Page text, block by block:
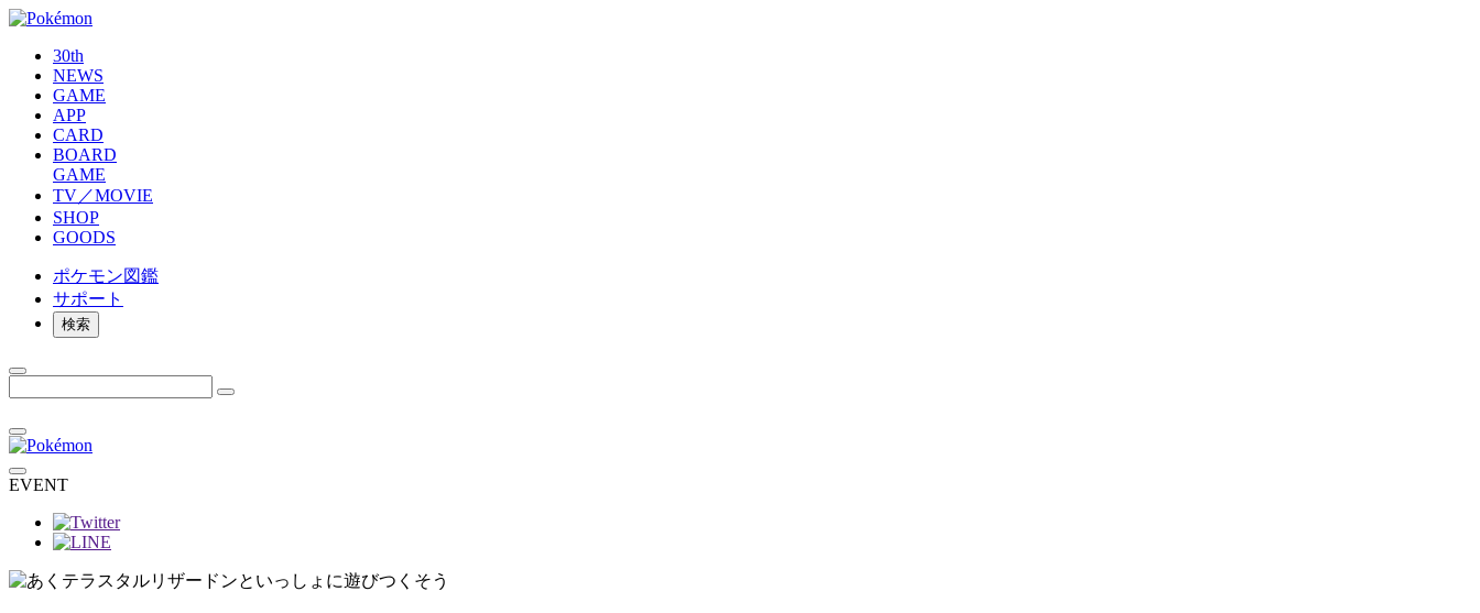
30th
NEWS
GAME
APP
CARD
BOARD
GAME
TV／MOVIE
SHOP
GOODS
ポケモン図鑑
サポート
検索
EVENT